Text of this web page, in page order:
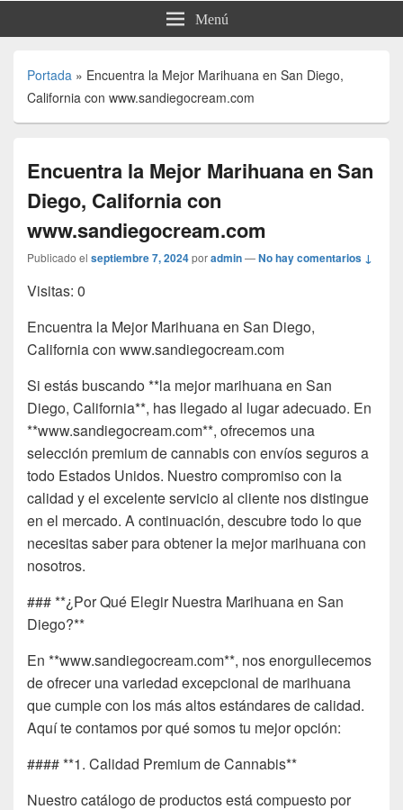
Menú
Portada » Encuentra la Mejor Marihuana en San Diego,
California con www.sandiegocream.com
Encuentra la Mejor Marihuana en San
Diego, California con
www.sandiegocream.com
Publicado el septiembre 7, 2024poradmin—No hay comentarios ↓
Visitas: 0
Encuentra la Mejor Marihuana en San Diego,
California con www.sandiegocream.com
Si estás buscando **la mejor marihuana en San
Diego, California**, has llegado al lugar adecuado. En
**www.sandiegocream.com**, ofrecemos una
selección premium de cannabis con envíos seguros a
todo Estados Unidos. Nuestro compromiso con la
calidad y el excelente servicio al cliente nos distingue
en el mercado. A continuación, descubre todo lo que
necesitas saber para obtener la mejor marihuana con
nosotros.
### **¿Por Qué Elegir Nuestra Marihuana en San
Diego?**
En **www.sandiegocream.com**, nos enorgullecemos
de ofrecer una variedad excepcional de marihuana
que cumple con los más altos estándares de calidad.
Aquí te contamos por qué somos tu mejor opción:
#### **1. Calidad Premium de Cannabis**
Nuestro catálogo de productos está compuesto por